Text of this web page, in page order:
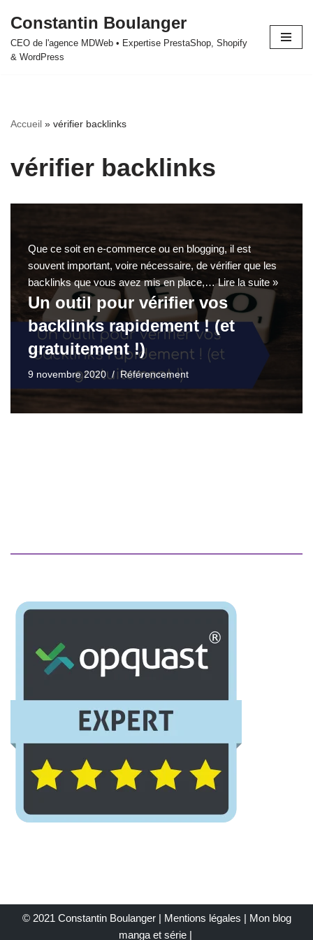
Aller
au
Constantin Boulanger
CEO de l'agence MDWeb • Expertise PrestaShop, Shopify
& WordPress
Accueil » vérifier backlinks
vérifier backlinks
Que ce soit en e-commerce ou en blogging, il est
souvent important, voire nécessaire, de vérifier que les
backlinks que vous avez mis en place,…Lire la suite »
Un outil pour vérifier vos
backlinks rapidement ! (et
gratuitement !)
9 novembre 2020 Référencement
© 2021 Constantin Boulanger | Mentions légales | Mon blog
manga et série|